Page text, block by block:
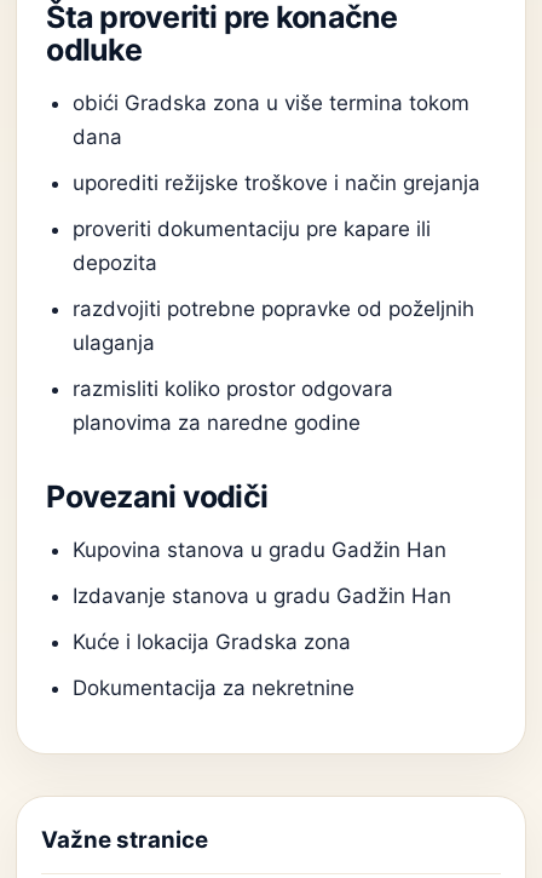
Šta proveriti pre konačne
odluke
obići Gradska zona u više termina tokom
dana
uporediti režijske troškove i način grejanja
proveriti dokumentaciju pre kapare ili
depozita
razdvojiti potrebne popravke od poželjnih
ulaganja
razmisliti koliko prostor odgovara
planovima za naredne godine
Povezani vodiči
Kupovina stanova u gradu Gadžin Han
Izdavanje stanova u gradu Gadžin Han
Kuće i lokacija Gradska zona
Dokumentacija za nekretnine
Važne stranice